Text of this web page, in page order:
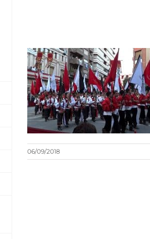
06/09/2018